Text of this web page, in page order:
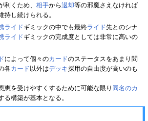
利くため、 相手から退却等の邪魔さえなければ
持し続けられる。
ライドギミックの中でも最終ライド先とのシナ
ライドギミックの完成度としては非常に高いの
によって個々のカードのステータスをあまり問
各カード 以外はデッキ採用の自由度が高いのも
恵を受けやすくするために可能な限り 同名のカ
る構築が基本となる。